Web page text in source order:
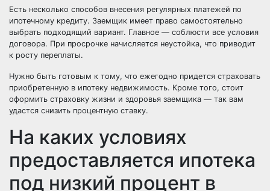
Есть несколько способов внесения регулярных платежей по
ипотечному кредиту. Заемщик имеет право самостоятельно
выбрать подходящий вариант. Главное — соблюсти все условия
договора. При просрочке начисляется неустойка, что приводит
к росту переплаты.
Нужно быть готовым к тому, что ежегодно придется страховать
приобретенную в ипотеку недвижимость. Кроме того, стоит
оформить страховку жизни и здоровья заемщика — так вам
удастся снизить процентную ставку.
На каких условиях
предоставляется ипотека
под низкий процент в